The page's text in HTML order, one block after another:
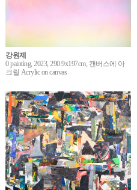
강원제
0 painting, 2023, 290.9x197cm, 캔버스에 아
크릴 Acrylic on canvas